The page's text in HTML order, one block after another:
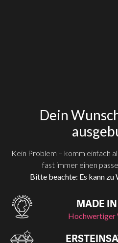
Dein
Kein Problem – komm einfach
fast immer einen
Bitte beachte: Es kann
MADE
Hochwertiger